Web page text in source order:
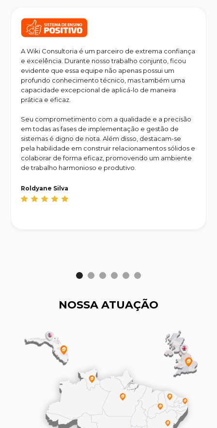
A Wiki Consultoria é um parceiro de extrema confiança
e excelência. Durante nosso trabalho conjunto, ficou
evidente que essa equipe não apenas possui um
profundo conhecimento técnico, mas também uma
capacidade excepcional de aplicá-lo de maneira
prática e eficaz.
Seu comprometimento com a qualidade e a precisão
em todas as fases de implementação e gestão de
sistemas é digno de nota. Além disso, destacam-se
pela habilidade em construir relacionamentos sólidos e
colaborar de forma eficaz, promovendo um ambiente
de trabalho harmonioso e produtivo.
Roldyane Silva
NOSSA ATUAÇÃO